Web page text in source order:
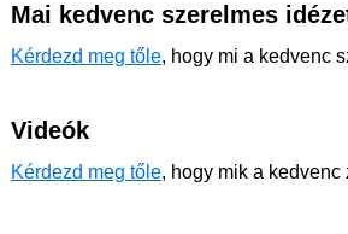
Mai kedvenc szerelmes
Kérdezd meg tőle, hogy mi a kedvenc
Videók
Kérdezd meg tőle, hogy mik a kedvenc